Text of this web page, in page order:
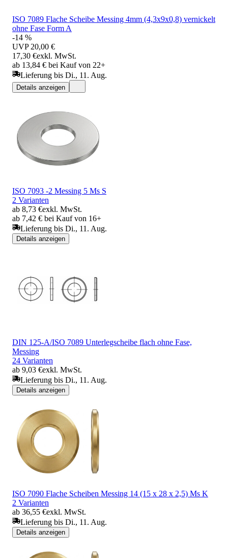
ISO 7089 Flache Scheibe Messing 4mm (4,3x9x0,8) vernickelt
ohne Fase Form A
-14 %
UVP 20,00 €
17,30 €exkl. MwSt.
ab 13,84 € bei Kauf von 22+
Lieferung bis Di., 11. Aug.
Details anzeigen
ISO 7093 -2 Messing 5 Ms S
2 Varianten
ab 8,73 €exkl. MwSt.
ab 7,42 € bei Kauf von 16+
Lieferung bis Di., 11. Aug.
Details anzeigen
DIN 125-A/ISO 7089 Unterlegscheibe flach ohne Fase,
Messing
24 Varianten
ab 9,03 €exkl. MwSt.
Lieferung bis Di., 11. Aug.
Details anzeigen
ISO 7090 Flache Scheiben Messing 14 (15 x 28 x 2,5) Ms K
2 Varianten
ab 36,55 €exkl. MwSt.
Lieferung bis Di., 11. Aug.
Details anzeigen